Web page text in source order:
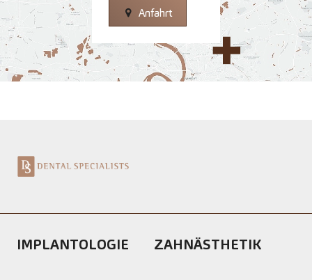
Anfahrt
IMPLANTOLOGIE ZAHNÄSTHETIK